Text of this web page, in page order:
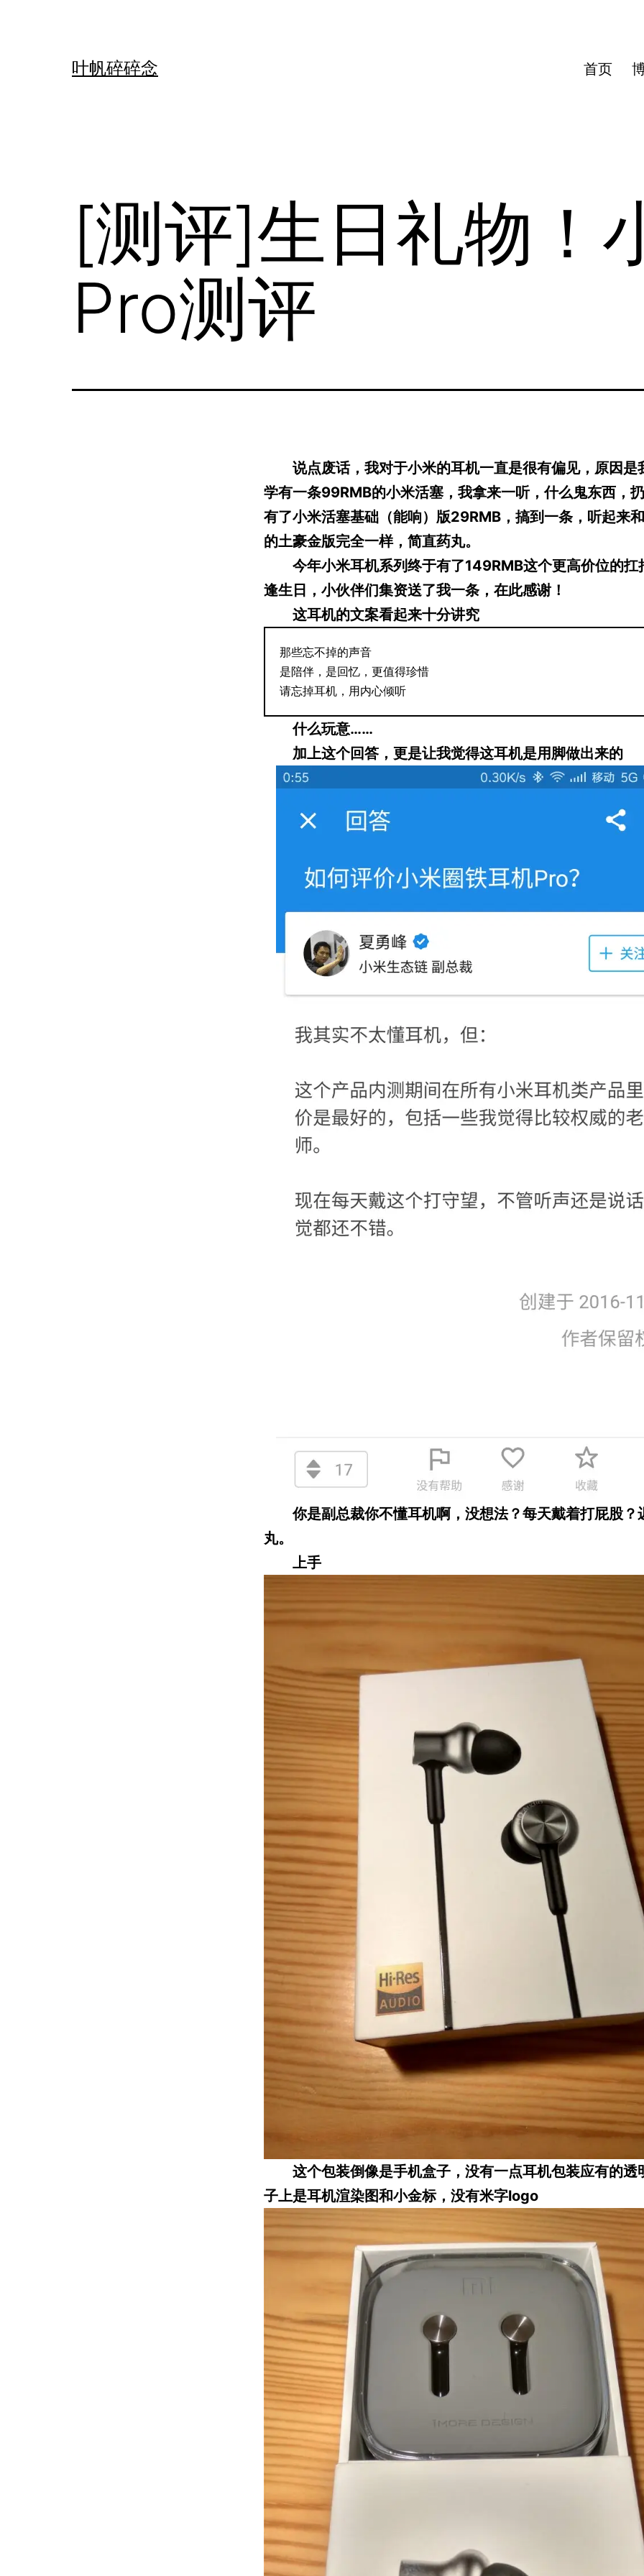
叶帆碎碎念 首页
[测评]生日礼物！
Pro测评
说点废话，我对于小米的耳机一直是很有偏见，原因是
学有一条99RMB的小米活塞，我拿来一听，什么鬼东西，
有了小米活塞基础（能响）版29RMB，搞到一条，听起来
的土豪金版完全一样，简直药丸。
今年小米耳机系列终于有了149RMB这个更高价位的扛
逢生日，小伙伴们集资送了我一条，在此感谢！
这耳机的文案看起来十分讲究
那些忘不掉的声音
是陪伴，是回忆，更值得珍惜
请忘掉耳机，用内心倾听
什么玩意……
加上这个回答，更是让我觉得这耳机是用脚做出来的
你是副总裁你不懂耳机啊，没想法？每天戴着打屁股？
丸。
上手
这个包装倒像是手机盒子，没有一点耳机包装应有的透
子上是耳机渲染图和小金标，没有米字logo